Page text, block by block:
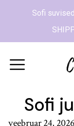
Sofi
Sofi
veebruar 24, 2026